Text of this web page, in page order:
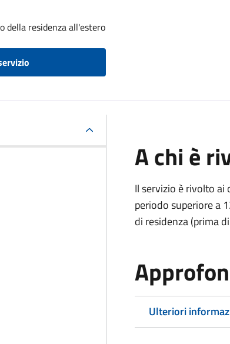
della residenza all'estero
A chi è
Il servizio è rivolto ai
periodo superiore a
di residenza (prima
Ulteriori